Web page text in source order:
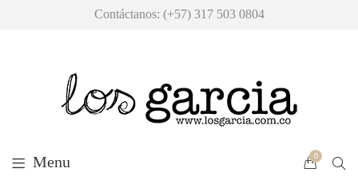
Contáctanos: (+57) 317 503 0804
Menu Cart
0